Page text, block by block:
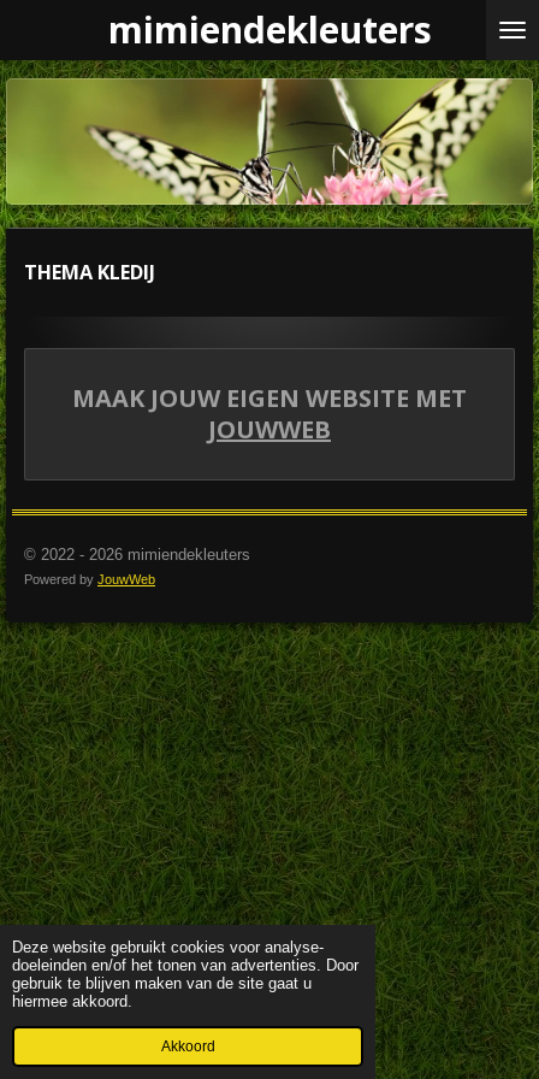
Deze website gebruikt cookies voor analyse-
doeleinden en/of het tonen van advertenties. Door
gebruik te blijven maken van de site gaat u
hiermee akkoord.
Akkoord
naar
mimiendekleuters
THEMA KLEDIJ
MAAK JOUW EIGEN WEBSITE MET
JOUWWEB
© 2022 - 2026 mimiendekleuters
Powered by JouwWeb